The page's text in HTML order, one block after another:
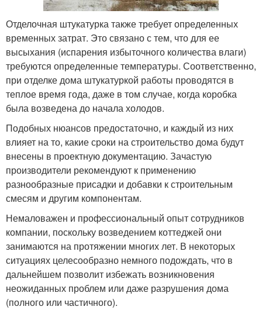
Отделочная штукатурка также требует определенных
временных затрат. Это связано с тем, что для ее
высыхания (испарения избыточного количества влаги)
требуются определенные температуры. Соответственно,
при отделке дома штукатуркой работы проводятся в
теплое время года, даже в том случае, когда коробка
была возведена до начала холодов.
Подобных нюансов предостаточно, и каждый из них
влияет на то, какие сроки на строительство дома будут
внесены в проектную документацию. Зачастую
производители рекомендуют к применению
разнообразные присадки и добавки к строительным
смесям и другим компонентам.
Немаловажен и профессиональный опыт сотрудников
компании, поскольку возведением коттеджей они
занимаются на протяжении многих лет. В некоторых
ситуациях целесообразно немного подождать, что в
дальнейшем позволит избежать возникновения
неожиданных проблем или даже разрушения дома
(полного или частичного).